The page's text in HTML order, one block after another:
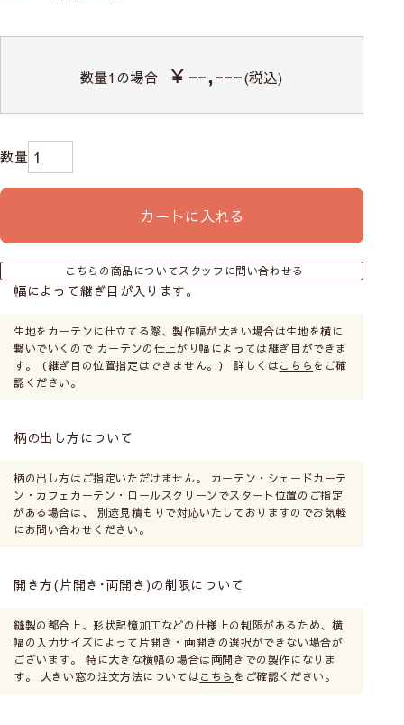
数量1の場合 ￥--,---(税込)
カートに入れる
こちらの商品についてスタッフに問い合わせる
幅によって継ぎ目が入ります。
生地をカーテンに仕立てる際、製作幅が大きい場合は生地を横に
繋いでいくので カーテンの仕上がり幅によっては継ぎ目ができま
す。（継ぎ目の位置指定はできません。） 詳しくはこちら をご確
認ください。
柄の出し方について
柄の出し方はご指定いただけません。 カーテン・シェードカーテ
ン・カフェカーテン・ロールスクリーンでスタート位置のご指定
がある場合は、 別途見積もりで対応いたしておりますのでお気軽
にお問い合わせください。
開き方(片開き･両開き)の制限について
縫製の都合上、形状記憶加工などの仕様上の制限があるため、横
幅の入力サイズによって片開き・両開きの選択ができない場合が
ございます。 特に大きな横幅の場合は両開きでの製作になりま
す。 大きい窓の注文方法についてはこちら をご確認ください。